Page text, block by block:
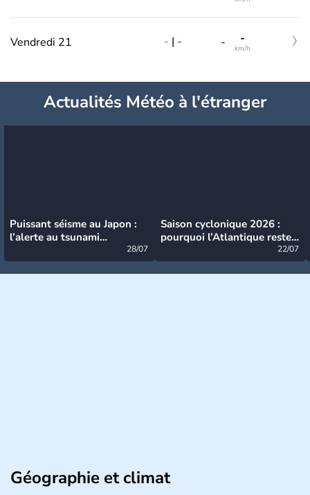
Vendredi 21 - | - - -
km/h
Actualités Météo à l'étranger
Puissant séisme au Japon :
l’alerte au tsunami
28/07
Saison cyclonique 2026 :
pourquoi l’Atlantique reste
22/07
Géographie et climat